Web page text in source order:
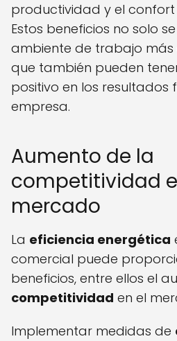
productividad y el
Estos beneficios no solo
ambiente de trabajo
que también pueden
positivo en los resultados
empresa.
Aumento de la
competitividad
mercado
La eficiencia energética
comercial puede
beneficios, entre ellos el
competitividad en el
Implementar medidas de